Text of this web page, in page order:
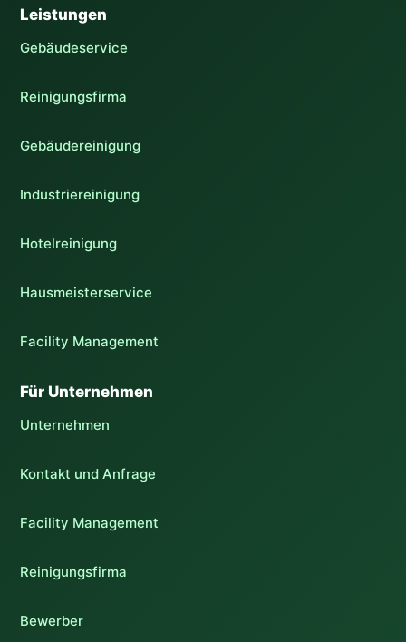
Leistungen
Gebäudeservice
Reinigungsfirma
Gebäudereinigung
Industriereinigung
Hotelreinigung
Hausmeisterservice
Facility Management
Für Unternehmen
Unternehmen
Kontakt und Anfrage
Facility Management
Reinigungsfirma
Bewerber